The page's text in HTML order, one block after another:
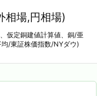
相場,円相場)
仮定銅建値計算値、銅/亜
/東証株価指数/NYダウ)